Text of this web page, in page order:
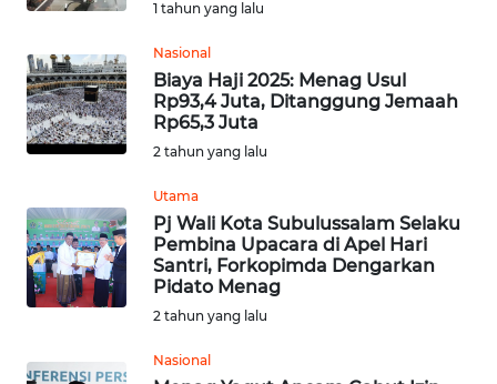
1 tahun yang lalu
Nasional
Biaya Haji 2025: Menag Usul
Rp93,4 Juta, Ditanggung Jemaah
Rp65,3 Juta
2 tahun yang lalu
Utama
Pj Wali Kota Subulussalam Selaku
Pembina Upacara di Apel Hari
Santri, Forkopimda Dengarkan
Pidato Menag
2 tahun yang lalu
Nasional
Wahana
News
Regional
WN
JAKARTA
JABAR